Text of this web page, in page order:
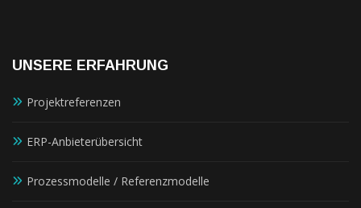
UNSERE ERFAHRUNG
Projektreferenzen
ERP-Anbieterübersicht
Prozessmodelle / Referenzmodelle